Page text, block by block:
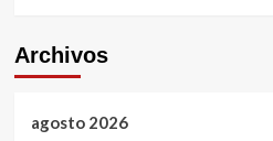
Archivos
agosto 2026